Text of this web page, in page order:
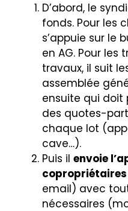
D’abord, le
fonds. Pour les
s’appuie sur le
en AG. Pour les
travaux, il suit
assemblée
ensuite qui doit
des quotes-
chaque lot
cave…).
Puis il envoie
copropriétaires
email) avec
nécessaires